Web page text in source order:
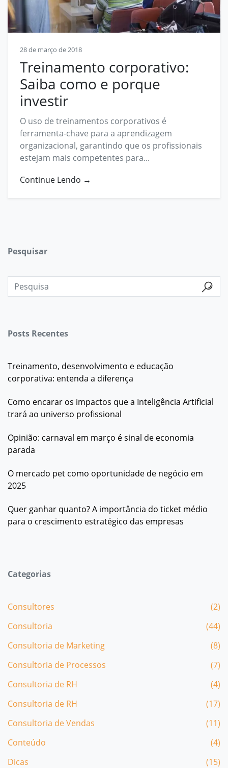
28 de março de 2018
Treinamento corporativo:
Saiba como e porque
investir
O uso de treinamentos corporativos é
ferramenta-chave para a aprendizagem
organizacional, garantindo que os profissionais
estejam mais competentes para...
Continue Lendo →
Pesquisar
Posts Recentes
Treinamento, desenvolvimento e educação
corporativa: entenda a diferença
Como encarar os impactos que a Inteligência Artificial
trará ao universo profissional
Opinião: carnaval em março é sinal de economia
parada
O mercado pet como oportunidade de negócio em
2025
Quer ganhar quanto? A importância do ticket médio
para o crescimento estratégico das empresas
Categorias
Consultores
(2)
Consultoria
(44)
Consultoria de Marketing
(8)
Consultoria de Processos
(7)
Consultoria de RH
(4)
Consultoria de RH
(17)
Consultoria de Vendas
(11)
Conteúdo
(4)
Dicas
(15)